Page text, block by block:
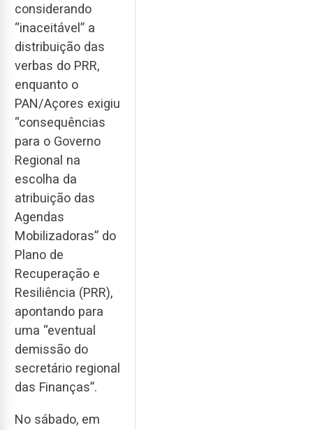
considerando
“inaceitável” a
distribuição das
verbas do PRR,
enquanto o
PAN/Açores exigiu
“consequências
para o Governo
Regional na
escolha da
atribuição das
Agendas
Mobilizadoras” do
Plano de
Recuperação e
Resiliência (PRR),
apontando para
uma “eventual
demissão do
secretário regional
das Finanças”.
No sábado, em